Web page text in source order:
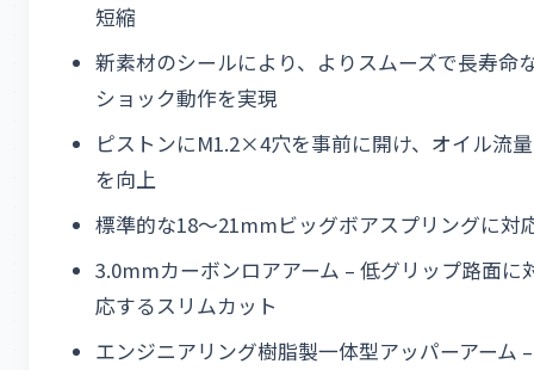
短縮
新素材のシールにより、よりスムーズで長寿命
ショック動作を実現
ピストンにM1.2×4穴を事前に開け、オイル流量
を向上
標準的な18～21mmビッグボアスプリングに対
3.0mmカーボンロアアーム – 低グリップ路面に
応するスリムカット
エンジニアリング樹脂製一体型アッパーアーム –